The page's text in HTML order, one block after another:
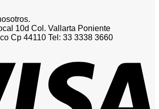
10d Col. Vallarta Poniente
Cp 44110 Tel: 33 3338 3660